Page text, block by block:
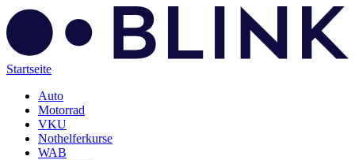
Startseite
Auto
Motorrad
VKU
Nothelferkurse
WAB